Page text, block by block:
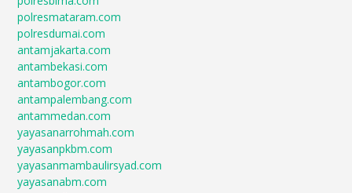
polresmataram.com
polresdumai.com
antamjakarta.com
antambekasi.com
antambogor.com
antampalembang.com
antammedan.com
yayasanarrohmah.com
yayasanpkbm.com
yayasanmambaulirsyad.com
yayasanabm.com